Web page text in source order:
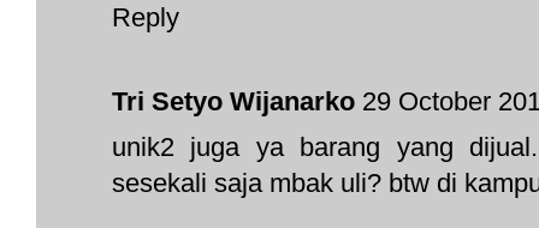
Reply
Tri Setyo Wijanarko 29 October
unik2 juga ya barang yang
sesekali saja mbak uli? btw di